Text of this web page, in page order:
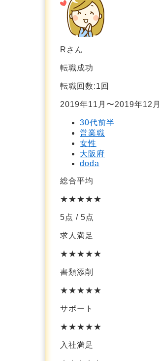
Rさん
転職成功
転職回数:1回
2019年11月〜2019年12月
30代前半
営業職
女性
大阪府
doda
総合平均
★★★★★
5点 / 5点
求人満足
★★★★★
書類添削
★★★★★
サポート
★★★★★
入社満足